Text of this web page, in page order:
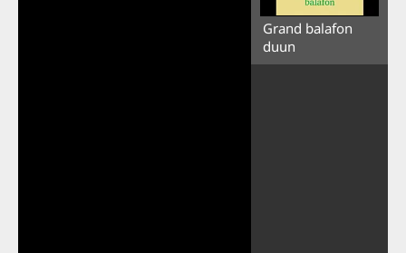
Grand balafon
duun